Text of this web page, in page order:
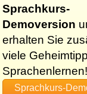
Sprachkurs-
Demoversion
erhalten Sie
viele
Sprachenlernen!